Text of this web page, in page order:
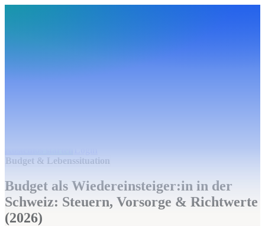
Budget & Lebenssituation
Budget als Wiedereinsteiger:in in der
Schweiz: Steuern, Vorsorge & Richtwerte
(2026)